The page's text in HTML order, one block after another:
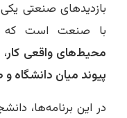
بازدیدهای صنعتی یکی
با صنعت است
محیط‌های واقعی کار،
پیوند میان دانشگاه
در این برنامه‌ها،